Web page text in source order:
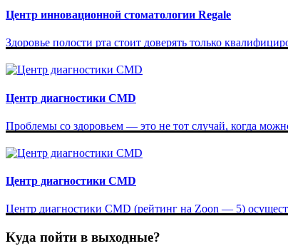
Центр инновационной стоматологии Regale
Здоровье полости рта стоит доверять только
Центр диагностики CMD
Проблемы со здоровьем — это не тот случай, когда
Центр диагностики CMD
Центр диагностики CMD (рейтинг на Zoon — 5)
Куда пойти в выходные?